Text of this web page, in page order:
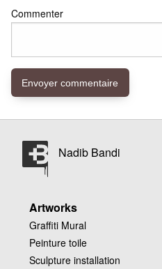
Commenter
Nadib Bandi
Artworks
Graffiti Mural
Peinture toile
Sculpture installation